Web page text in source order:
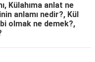
Külahıma anlat ne
anlamı nedir?, Kül
olmak ne demek?,